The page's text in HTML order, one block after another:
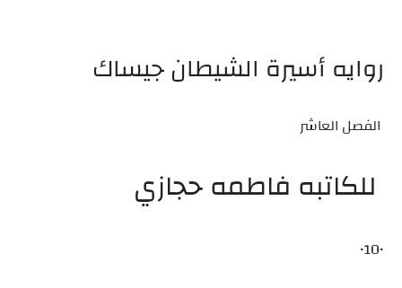
روايه أسيرة الشيطان جيساك
الفصل العاشر
للكاتبه فاطمه حجازي
•10•